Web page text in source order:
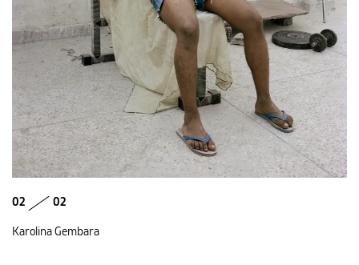
02 02
Karolina Gembara